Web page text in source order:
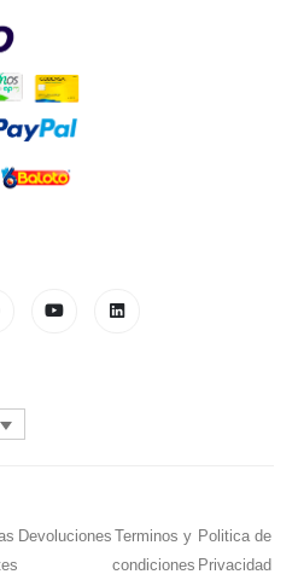
Devoluciones Terminos y
condiciones
Politica de
Privacidad